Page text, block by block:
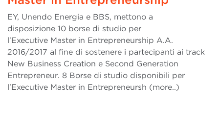
EY, Unendo Energia e BBS, mettono a
disposizione 10 borse di studio per
l'Executive Master in Entrepreneurship A.A.
2016/2017 al fine di sostenere i partecipanti ai track
New Business Creation e Second Generation
Entrepreneur. 8 Borse di studio disponibili per
l'Executive Master in Entrepreneursh (more..)